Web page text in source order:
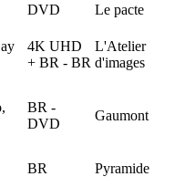
DVD Le pacte
4K UHD
+ BR - BR
L'Atelier
d'images
BR -
DVD
Gaumont
BR Pyramide